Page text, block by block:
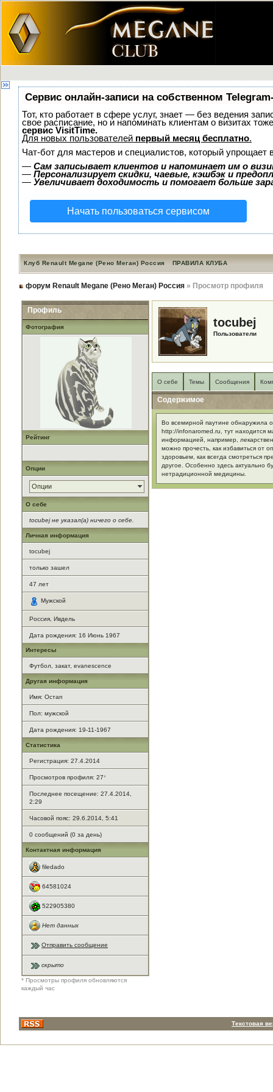
Сервис онлайн-записи на собственном
Тот, кто работает в сфере услуг, знает — без ведения
свое расписание, но и напоминать клиентам о визитах
сервис VisitTime.
Для новых пользователей первый месяц бесплатно.
Чат-бот для мастеров и специалистов, который упрощает
— Сам записывает клиентов и напоминает им о
— Персонализирует скидки, чаевые, кэшбэк и
— Увеличивает доходимость и помогает больше
Начать пользоваться сервисом
Клуб Renault Megane (Рено Меган) Россия ПРАВИЛА КЛУБА
форум Renault Megane (Рено Меган) Россия » Просмотр профиля
Профиль
Фотография
Рейтинг
Опции
Опции
О себе
tocubej не указал(а) ничего о себе.
Личная информация
tocubej
только зашел
47 лет
Мужской
Россия, Ивдель
Дата рождения: 16 Июнь 1967
Интересы
Футбол, закат, evanescence
Другая информация
Имя: Остап
Пол: мужской
Дата рождения: 19-11-1967
Статистика
Регистрация: 27.4.2014
Просмотров профиля: 27*
Последнее посещение: 27.4.2014,
2:29
Часовой пояс: 29.6.2014, 5:41
0 сообщений (0 за день)
Контактная информация
filedado
64581024
522905380
Нет данных
Отправить сообщение
скрыто
* Просмотры профиля обновляются
каждый час
tocubej
Пользователи
О себе Темы Сообщения
Содержимое
Во всемирной паутине обнаружила
http://infonaromed.ru, тут находится
информацией, например,
можно прочесть, как избавиться от
здоровьем, как всегда смотреться
другое. Особенно здесь актуально
нетрадиционной медицины.
Текстовая